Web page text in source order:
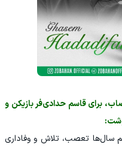
برای قاسم حدادی‌فر بازیکن و
سال‌ها تعصب، تلاش و وفاداری